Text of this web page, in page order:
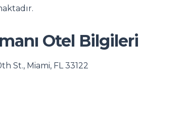
Otel Bilgileri
St., Miami, FL 33122